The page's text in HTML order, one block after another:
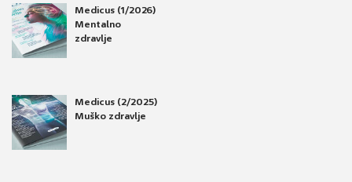
Medicus (1/2026)
Mentalno
zdravlje
Medicus (2/2025)
Muško zdravlje